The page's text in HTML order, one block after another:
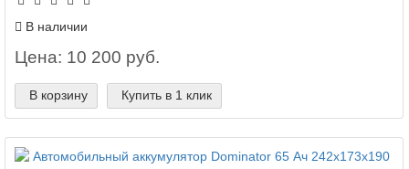
В наличии
Цена: 10 200 руб.
В корзину Купить в 1 клик